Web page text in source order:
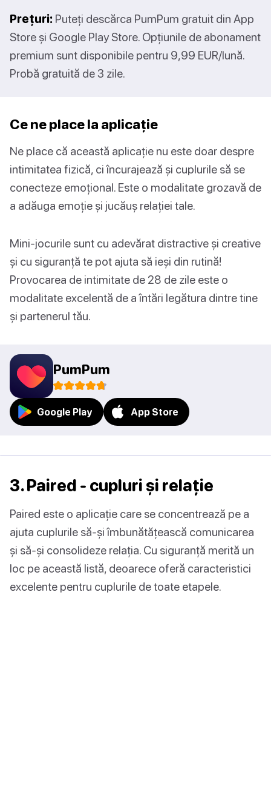
Prețuri: Puteți descărca PumPum gratuit din App
Store și Google Play Store. Opțiunile de abonament
premium sunt disponibile pentru 9,99 EUR/lună.
Probă gratuită de 3 zile.
Ce ne place la aplicație
Ne place că această aplicație nu este doar despre
intimitatea fizică, ci încurajează și cuplurile să se
conecteze emoțional. Este o modalitate grozavă de
a adăuga emoție și jucăuș relației tale.
Mini-jocurile sunt cu adevărat distractive și creative
și cu siguranță te pot ajuta să ieși din rutină!
Provocarea de intimitate de 28 de zile este o
modalitate excelentă de a întări legătura dintre tine
și partenerul tău.
PumPum
Google Play App Store
3. Paired - cupluri și relație
Paired este o aplicație care se concentrează pe a
ajuta cuplurile să-și îmbunătățească comunicarea
și să-și consolideze relația. Cu siguranță merită un
loc pe această listă, deoarece oferă caracteristici
excelente pentru cuplurile de toate etapele.